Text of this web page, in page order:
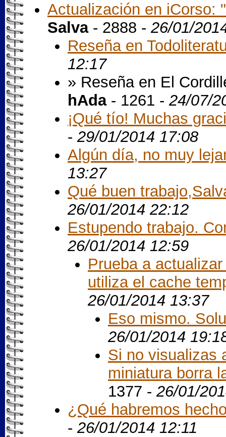
Actualización en iCorso:
Salva- 2888 -26/01/
Reseña en
12:17
» Reseña en El
hAda- 1261 -24/07/
¡Qué tío! Muchas
-29/01/2014 17:08
Algún día, no muy
13:27
Qué buen
26/01/2014 22:12
Estupendo trabajo.
26/01/2014 12:59
Prueba a
utiliza el cache
26/01/2014 13:37
Eso mismo.
26/01/2014
Si no visualizas
miniatura borra
1377 -26/01/
¿Qué habremos
-26/01/2014 12:11